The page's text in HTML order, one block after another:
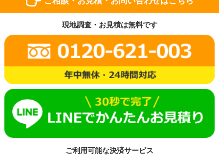
現地調査・お見積は無料です
ご利用可能な決済サービス